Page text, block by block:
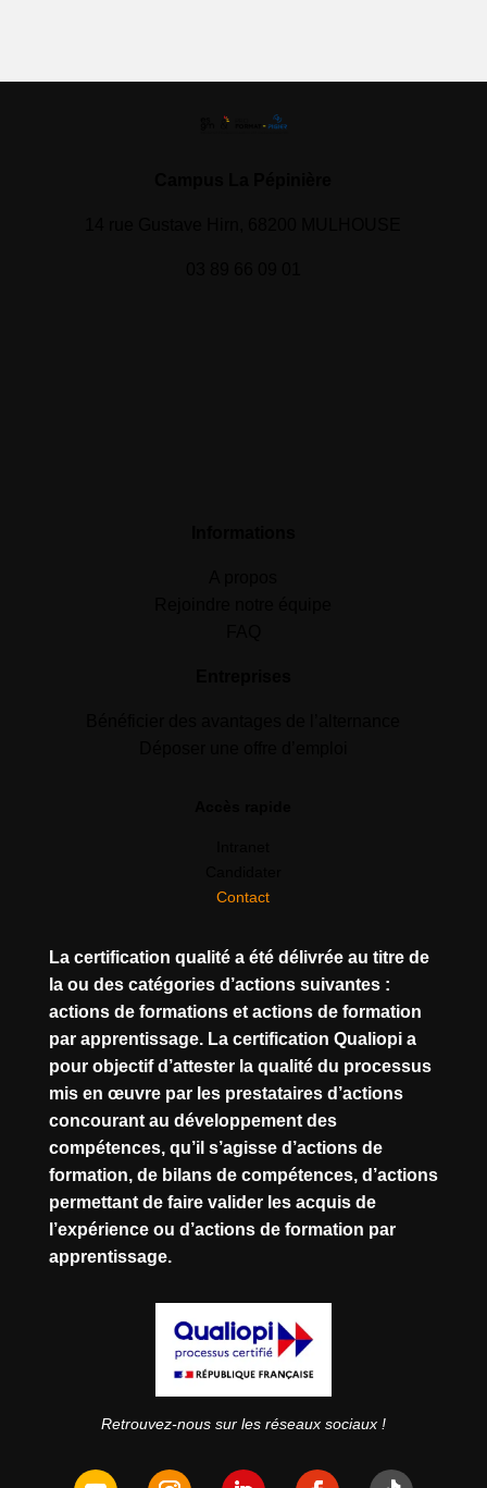
Contact
La certification qualité a été délivrée au titre de
la ou des catégories d’actions suivantes :
actions de formations et actions de formation
par apprentissage. La certification Qualiopi a
pour objectif d’attester la qualité du processus
mis en œuvre par les prestataires d’actions
concourant au développement des
compétences, qu’il s’agisse d’actions de
formation, de bilans de compétences, d’actions
permettant de faire valider les acquis de
l’expérience ou d’actions de formation par
apprentissage.
Retrouvez-nous sur les réseaux sociaux !